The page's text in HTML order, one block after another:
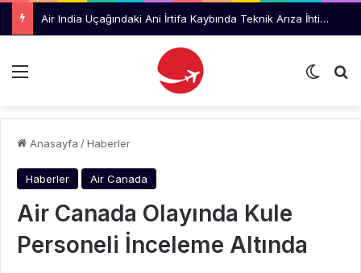
Air India Uçağındaki Ani İrtifa Kaybında Teknik Arıza İhtimali İnceleniyor
Menü Dış
Anasayfa /Haberler
Haberler Air Canada
Air Canada Olayında Kule
Personeli İnceleme Altında